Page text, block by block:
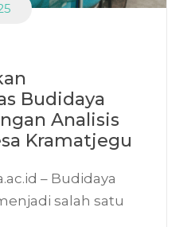
Budidaya
Analisis
Kramatjegu
– Budidaya
salah satu